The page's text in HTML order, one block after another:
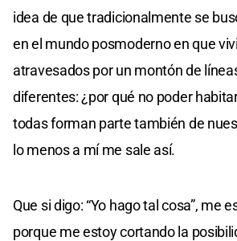
idea de que tradicionalmente se
en el mundo posmoderno en que
atravesados por un montón de
diferentes: ¿por qué no poder
todas forman parte también de
lo menos a mí me sale así.
Que si digo: “Yo hago tal cosa”, me
porque me estoy cortando la